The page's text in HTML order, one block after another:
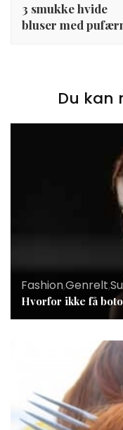
3 smukke hvide
bluser med
Du kan
Fashion,Genrelt,
Hvorfor ikke få